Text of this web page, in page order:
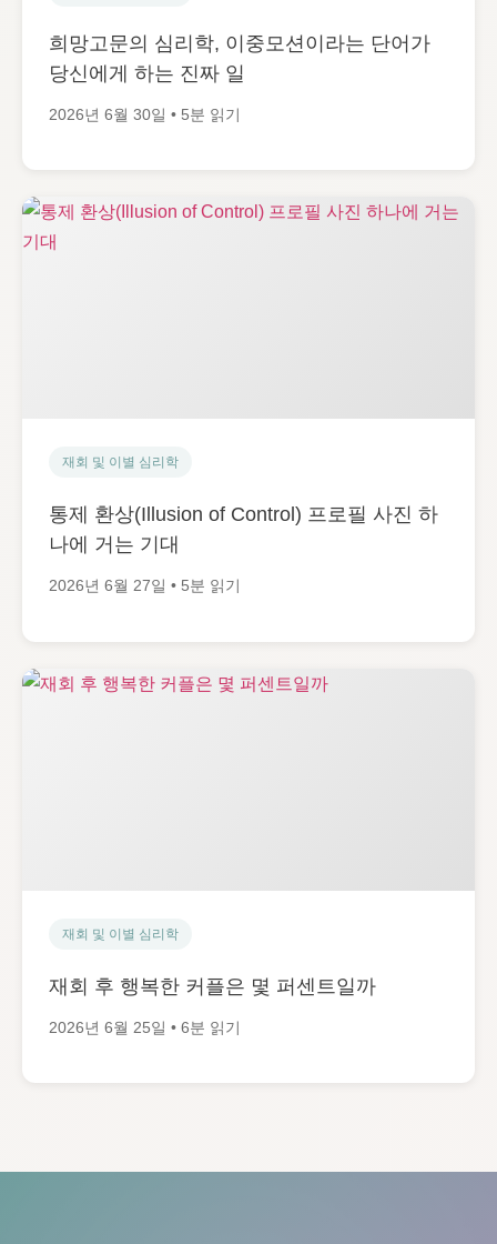
희망고문의 심리학, 이중모션이라는 단어가
당신에게 하는 진짜 일
2026년 6월 30일 • 5분 읽기
재회 및 이별 심리학
통제 환상(Illusion of Control) 프로필 사진 하
나에 거는 기대
2026년 6월 27일 • 5분 읽기
재회 및 이별 심리학
재회 후 행복한 커플은 몇 퍼센트일까
2026년 6월 25일 • 6분 읽기